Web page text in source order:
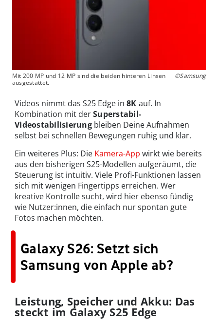
Mit 200 MP und 12 MP sind die beiden hinteren Linsen
ausgestattet.
©Samsung
Videos nimmt das S25 Edge in 8K auf. In
Kombination mit derSuperstabil-
Videostabilisierungbleiben Deine Aufnahmen
selbst bei schnellen Bewegungen ruhig und klar.
Ein weiteres Plus: Die Kamera-App wirkt wie bereits
aus den bisherigen S25-Modellen aufgeräumt, die
Steuerung ist intuitiv. Viele Profi-Funktionen lassen
sich mit wenigen Fingertipps erreichen. Wer
kreative Kontrolle sucht, wird hier ebenso fündig
wie Nutzer:innen, die einfach nur spontan gute
Fotos machen möchten.
Galaxy S26: Setzt sich
Samsung von Apple ab?
Leistung, Speicher und Akku: Das
steckt im Galaxy S25 Edge